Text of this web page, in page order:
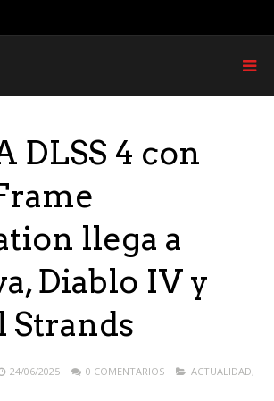
DLSS 4 con
llega a
Diablo IV y
Strands
24/06/2025 0 COMENTARIOS ACTUALIDAD,